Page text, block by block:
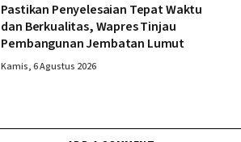
Pastikan Penyelesaian Tepat Waktu
dan Berkualitas, Wapres Tinjau
Pembangunan Jembatan Lumut
Kamis, 6 Agustus 2026